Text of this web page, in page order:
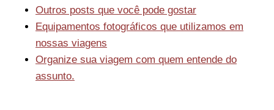
Outros posts que você pode gostar
Equipamentos fotográficos que utilizamos em
nossas viagens
Organize sua viagem com quem entende do
assunto.